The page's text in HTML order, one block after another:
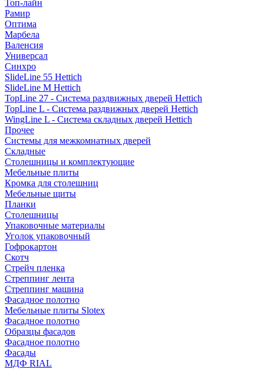
Топ-лайн
Рамир
Оптима
Марбела
Валенсия
Универсал
Синхро
SlideLine 55 Hettich
SlideLine M Hettich
TopLine 27 - Система раздвижных дверей Hettich
TopLine L - Система раздвижных дверей Hettich
WingLine L - Система складных дверей Hettich
Прочее
Системы для межкомнатных дверей
Складные
Столешницы и комплектующие
Мебельные плиты
Кромка для столешниц
Мебельные щиты
Планки
Столешницы
Упаковочные материалы
Уголок упаковочный
Гофрокартон
Скотч
Стрейч пленка
Стреппинг лента
Стреппинг машина
Фасадное полотно
Мебельные плиты Slotex
Фасадное полотно
Образцы фасадов
Фасадное полотно
Фасады
МДФ RIAL